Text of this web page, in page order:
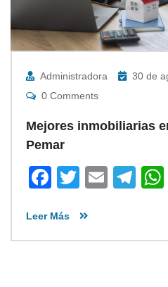
Administradora
30 de
0 Comments
Mejores inmobiliarias
Pemar
Facebook
Twitter
Email
Leer Más